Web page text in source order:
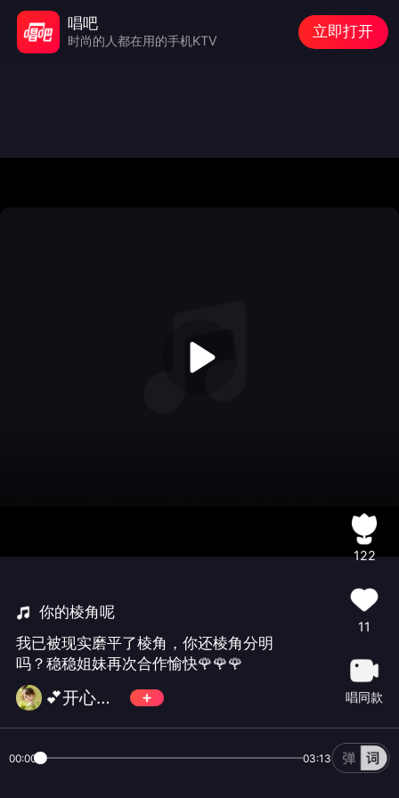
你的棱角呢
我已被现实磨平了棱角，你还棱角分明
吗？稳稳姐妹再次合作愉快🌹🌹🌹
💕开心果💕 🌹
122
11
唱同款
00:00 03:13
唱吧
时尚的人都在用的手机KTV
立即打开